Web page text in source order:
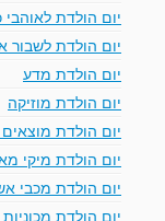
יום הולדת לאוהבי
יום הולדת לשבור
יום הולדת מדע
יום הולדת מוזיקה
יום הולדת
יום הולדת מיקי
יום הולדת מכבי
יום הולדת מכוניות